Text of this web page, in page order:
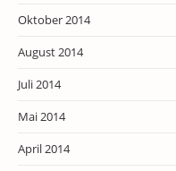
Oktober 2014
August 2014
Juli 2014
Mai 2014
April 2014